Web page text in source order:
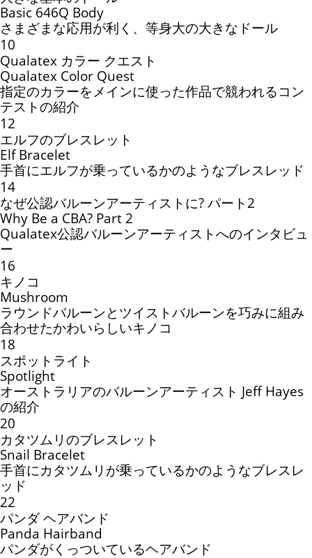
Basic 646Q Body
さまざまな応用が利く、等身大の大きなドール
10
Qualatex カラー クエスト
Qualatex Color Quest
指定のカラーをメインに使った作品で競われるコン
テストの紹介
12
エルフのブレスレット
Elf Bracelet
手首にエルフが乗っているかのようなブレスレッド
14
なぜ公認バルーンアーティストに? パート2
Why Be a CBA? Part 2
Qualatex公認バルーンアーティストへのインタビュ
ー
16
キノコ
Mushroom
ラウンドバルーンとツイストバルーンを巧みに組み
合わせたかわいらしいキノコ
18
スポットライト
Spotlight
オーストラリアのバルーンアーティスト Jeff Hayes
の紹介
20
カタツムリのブレスレット
Snail Bracelet
手首にカタツムリが乗っているかのようなブレスレ
ッド
22
パンダ ヘアバンド
Panda Hairband
パンダがくっついているヘアバンド